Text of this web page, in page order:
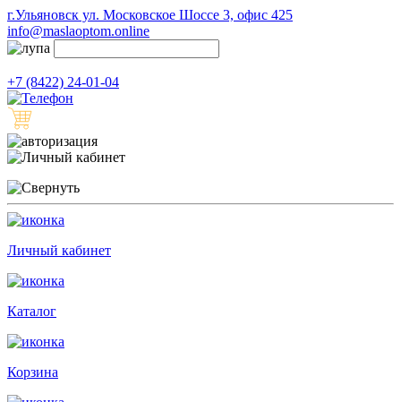
г.Ульяновск ул. Московское Шоссе 3, офис 425
info@maslaoptom.online
+7 (8422) 24-01-04
Личный кабинет
Каталог
Корзина